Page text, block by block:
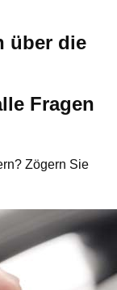
über die
Fragen
Zögern Sie